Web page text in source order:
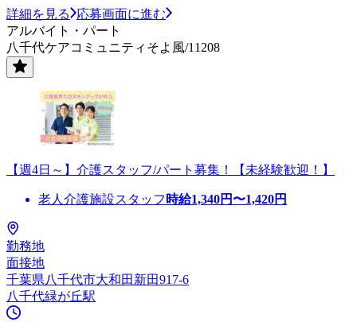
詳細を見る
応募画面に進む
アルバイト・パート
八千代ケアコミュニティそよ風/11208
【週4日～】介護スタッフ/パート募集！【未経験歓迎！】
老人介護施設スタッフ 時給1,340円〜1,420円
勤務地
面接地
千葉県八千代市大和田新田917-6
八千代緑が丘駅